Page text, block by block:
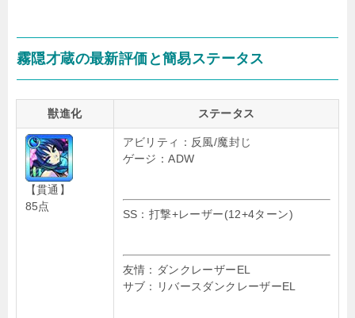
霧隠才蔵の最新評価と簡易ステータス
獣進化 ステータス
【貫通】
85点
アビリティ：反風/魔封じ
ゲージ：ADW
SS：打撃+レーザー(12+4ターン)
友情：ダンクレーザーEL
サブ：リバースダンクレーザーEL